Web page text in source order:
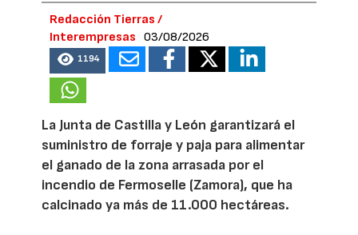
Redacción Tierras /
Interempresas
03/08/2026
1194
La Junta de Castilla y León garantizará el
suministro de forraje y paja para alimentar
el ganado de la zona arrasada por el
incendio de Fermoselle (Zamora), que ha
calcinado ya más de 11.000 hectáreas.